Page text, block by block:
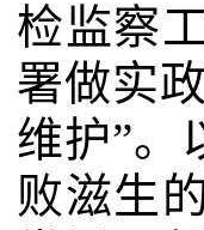
检监察
署做实
维护”。
败滋生